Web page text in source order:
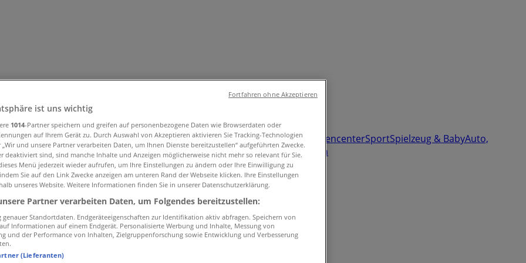
Elektro & ComputerDrogerien & SchönheitBaumärkte & GartencenterSportSpielzeug & BabyAuto,
GesundheitRestaurantsBücher & BürobedarfBanken & Dienstleistungen
ist uns wichtig
1014-Partner speichern und greifen auf personenbezogene Daten wie Browserdaten oder
auf Ihrem Gerät zu. Durch Auswahl von Akzeptieren aktivieren Sie Tracking-Technologien
und unsere Partner verarbeiten Daten, um Ihnen Dienste bereitzustellen“ aufgeführten Zwecke.
deaktiviert sind, sind manche Inhalte und Anzeigen möglicherweise nicht mehr so relevant für Sie.
Menü jederzeit wieder aufrufen, um Ihre Einstellungen zu ändern oder Ihre Einwilligung zu
Sie auf den Link Zwecke anzeigen am unteren Rand der Webseite klicken. Ihre Einstellungen
unseres Website. Weitere Informationen finden Sie in unserer Datenschutzerklärung.
Partner verarbeiten Daten, um Folgendes bereitzustellen:
genauer Standortdaten. Endgeräteeigenschaften zur Identifikation aktiv abfragen. Speichern von
Informationen auf einem Endgerät. Personalisierte Werbung und Inhalte, Messung von
und der Performance von Inhalten, Zielgruppenforschung sowie Entwicklung und Verbesserung
(Lieferanten)
Fortfahren ohne Akzeptieren